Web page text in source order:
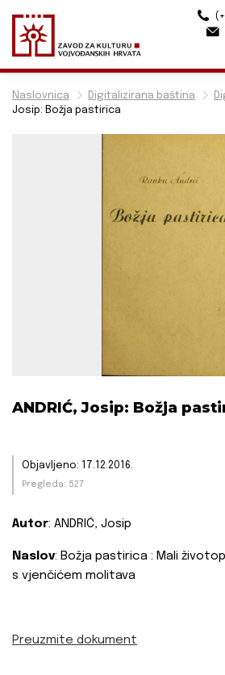
Naslovnica Digitalizirana baština
Josip: Božja pastirica
ANDRIĆ, Josip: Božja
Objavljeno: 17.12.2016.
Pregleda: 527
Autor: ANDRIĆ, Josip
Naslov: Božja pastirica : Mali
s vjenčićem molitava
Preuzmite dokument